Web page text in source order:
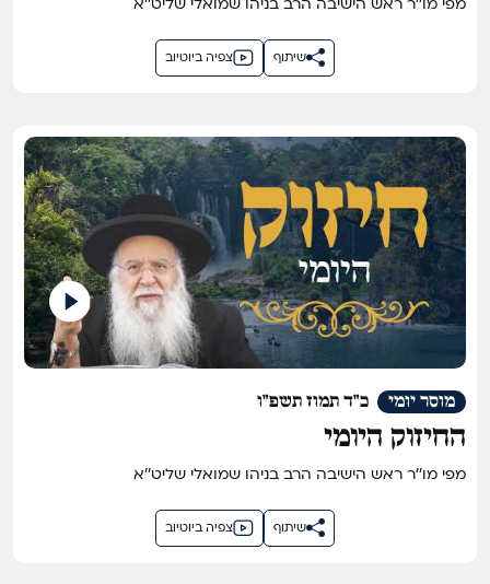
צפיה ביוטיוב שיתוף
כ"ד תמוז תשפ"ו מוסר יומי
החיזוק היומי
מפי מו''ר ראש הישיבה הרב בניהו שמואלי שליט''א
צפיה ביוטיוב שיתוף